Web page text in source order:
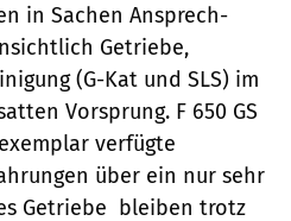
in Sachen Ansprech-
Getriebe,
(G-Kat und SLS) im
Vorsprung. F 650 GS
verfügte
über ein nur sehr
Getriebe  bleiben trotz